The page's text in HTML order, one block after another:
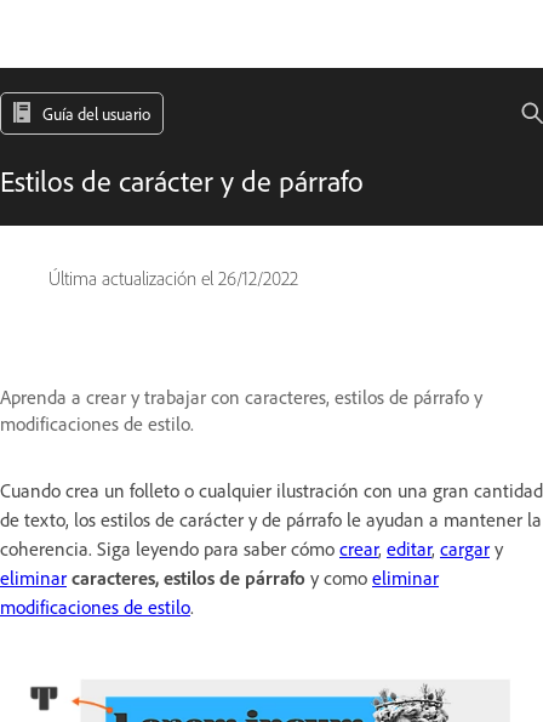
Guía del usuario
Estilos de carácter y de párrafo
Última actualización el 26/12/2022
Aprenda a crear y trabajar con caracteres, estilos de párrafo y
modificaciones de estilo.
Cuando crea un folleto o cualquier ilustración con una gran cantidad
de texto, los estilos de carácter y de párrafo le ayudan a mantener la
coherencia. Siga leyendo para saber cómo crear, editar, cargar y
eliminar caracteres, estilos de párrafo y como eliminar
modificaciones de estilo.